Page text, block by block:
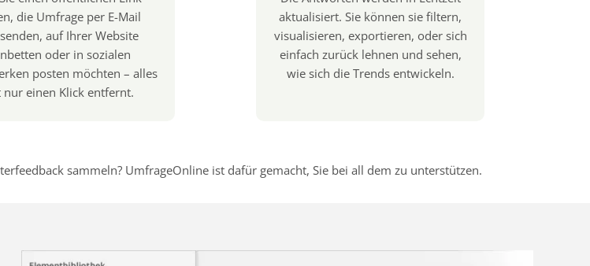
die Umfrage per E-Mail
auf Ihrer Website
oder in sozialen
posten möchten – alles
nur einen Klick entfernt.
aktualisiert. Sie können sie filtern,
visualisieren, exportieren, oder sich
einfach zurück lehnen und sehen,
wie sich die Trends entwickeln.
sammeln? UmfrageOnline ist dafür gemacht, Sie bei all dem zu unterstützen.